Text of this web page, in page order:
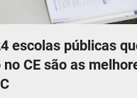
escolas públicas
no CE são as